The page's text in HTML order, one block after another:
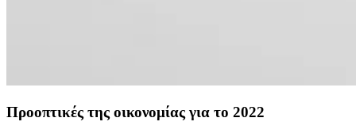
Προοπτικές της οικονομίας για το 2022